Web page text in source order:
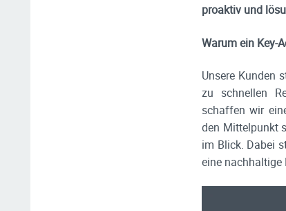
proaktiv und
Warum ein Key-
Unsere Kunden
zu schnellen
schaffen wir
den Mittelpunkt
im Blick. Dabei
eine